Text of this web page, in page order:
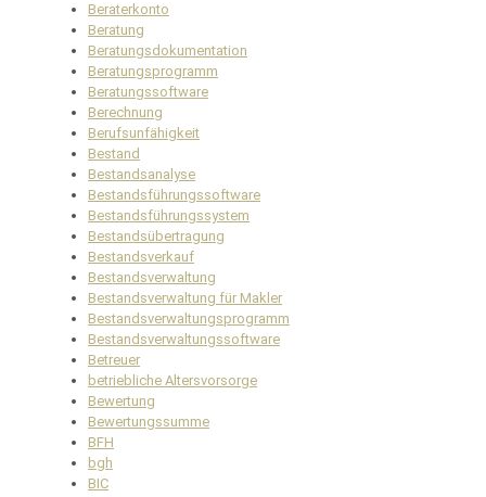
Beraterkonto
Beratung
Beratungsdokumentation
Beratungsprogramm
Beratungssoftware
Berechnung
Berufsunfähigkeit
Bestand
Bestandsanalyse
Bestandsführungssoftware
Bestandsführungssystem
Bestandsübertragung
Bestandsverkauf
Bestandsverwaltung
Bestandsverwaltung für Makler
Bestandsverwaltungsprogramm
Bestandsverwaltungssoftware
Betreuer
betriebliche Altersvorsorge
Bewertung
Bewertungssumme
BFH
bgh
BIC